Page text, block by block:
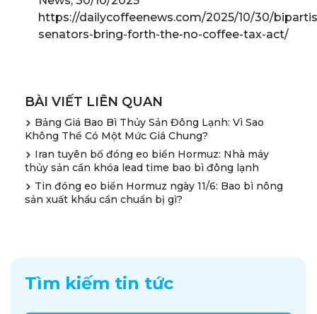
https://dailycoffeenews.com/2025/10/30/
senators-bring-forth-the-no-coffee-tax-act/
BÀI VIẾT LIÊN QUAN
Bảng Giá Bao Bì Thủy Sản Đông Lạnh: Vì Sao
Không Thể Có Một Mức Giá Chung?
Iran tuyên bố đóng eo biển Hormuz: Nhà máy
thủy sản cần khóa lead time bao bì đông lạnh
Tin đóng eo biển Hormuz ngày 11/6: Bao bì nông
sản xuất khẩu cần chuẩn bị gì?
Tìm kiếm tin tức